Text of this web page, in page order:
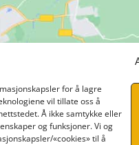
for å lagre
vil tillate oss å
Å ikke samtykke eller
og funksjoner. Vi og
«cookies» til å